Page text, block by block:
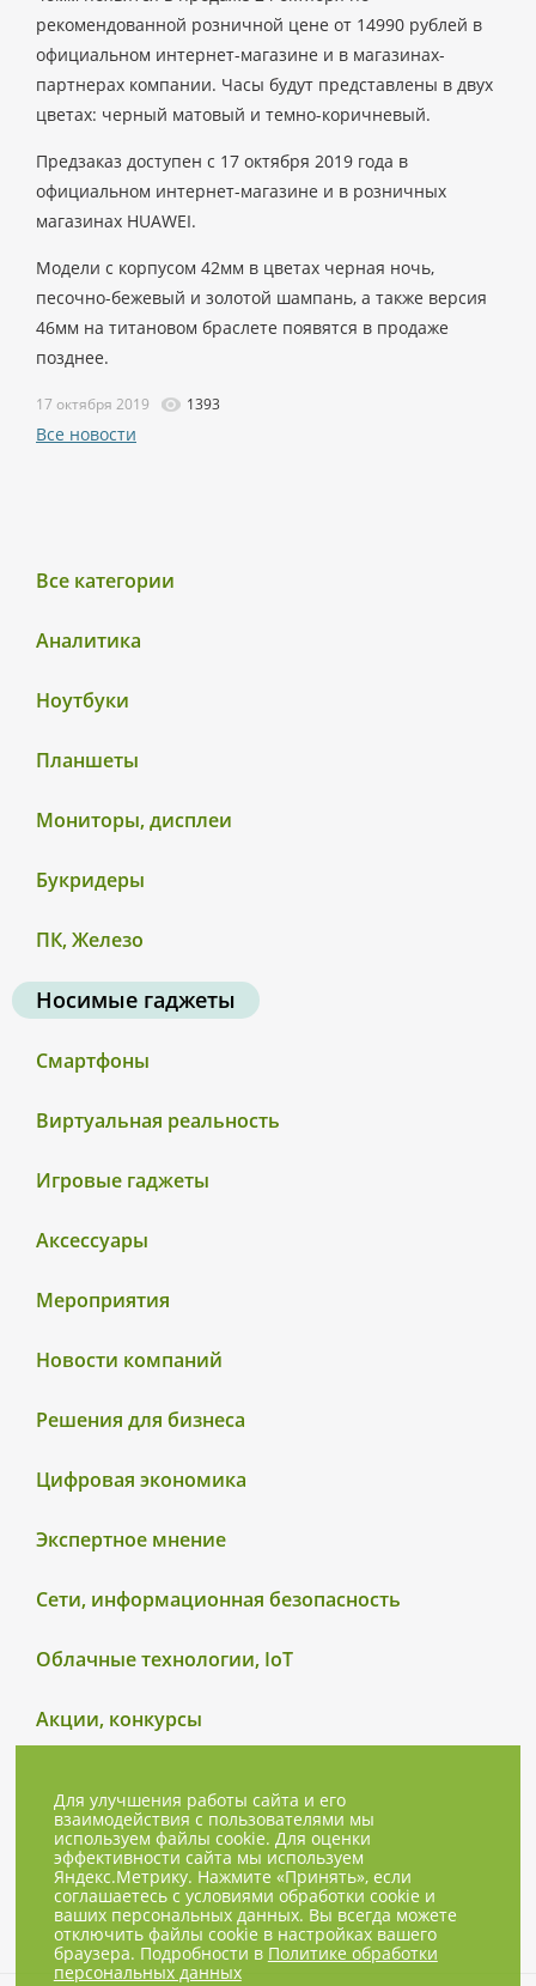
Все категории
Аналитика
Ноутбуки
Планшеты
Мониторы, дисплеи
Букридеры
ПК, Железо
Носимые гаджеты
Смартфоны
Виртуальная реальность
Игровые гаджеты
Аксессуары
Мероприятия
Новости компаний
Решения для бизнеса
Цифровая экономика
Экспертное мнение
Сети, информационная безопасность
Облачные технологии, IoT
Акции, конкурсы
рекомендованной розничной цене от 14990 рублей в
официальном интернет-магазине и в магазинах-
партнерах компании. Часы будут представлены в двух
цветах: черный матовый и темно-коричневый.
Предзаказ доступен с 17 октября 2019 года в
официальном интернет-магазине и в розничных
магазинах HUAWEI.
Модели с корпусом 42мм в цветах черная ночь,
песочно-бежевый и золотой шампань, а также версия
46мм на титановом браслете появятся в продаже
позднее.
17 октября 2019 1393
Все новости
Для улучшения работы сайта и его
взаимодействия с пользователями мы
используем файлы cookie. Для оценки
эффективности сайта мы используем
Яндекс.Метрику. Нажмите «Принять», если
соглашаетесь с условиями обработки cookie и
ваших персональных данных. Вы всегда можете
отключить файлы cookie в настройках вашего
браузера. Подробности в Политике обработки
персональных данных